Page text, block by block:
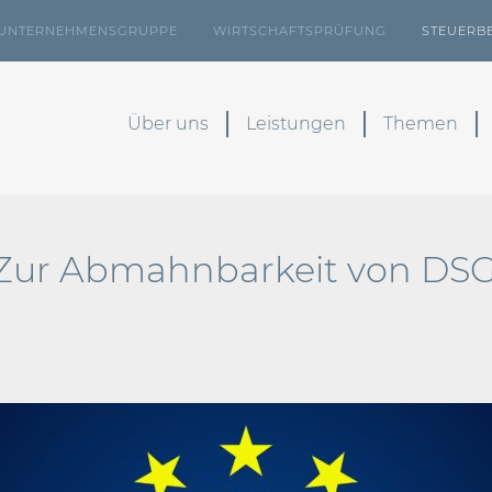
WIRTSCHAFTSPRÜFUNG
Über uns Leistungen Themen
Abmahnbarkeit von